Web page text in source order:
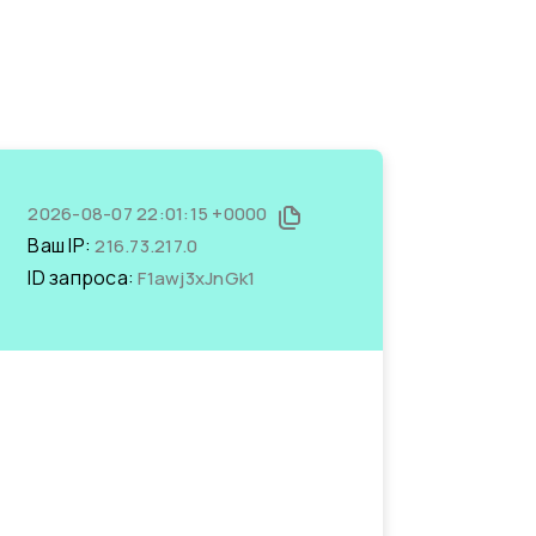
2026-08-07 22:01:15 +0000
Ваш IP:216.73.217.0
ID запроса:F1awj3xJnGk1